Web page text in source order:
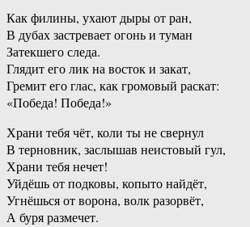
Как филины, ухают дыры от ран,
В дубах застревает огонь и туман
Затекшего следа.
Глядит его лик на восток и закат,
Гремит его глас, как громовый раскат:
«Победа! Победа!»
Храни тебя чёт, коли ты не свернул
В терновник, заслышав неистовый гул,
Храни тебя нечет!
Уйдёшь от подковы, копыто найдёт,
Угнёшься от ворона, волк разорвёт,
А буря размечет.